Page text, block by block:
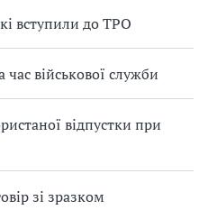
вступили до ТРО
час військової служби
відпустки при
зі зразком